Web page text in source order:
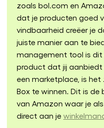
zoals bol.com en
dat je producten goed
vindbaarheid creëer je
juiste manier aan te
management tool is dit
product dat jij
een marketplace, is
Box te winnen. Dit is de
van Amazon waar je
direct aan je